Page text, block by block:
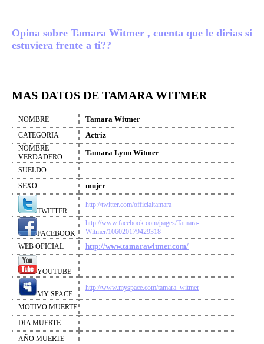
Opina sobre Tamara Witmer , cuenta que le dirias si
estuviera frente a ti??
MAS DATOS DE TAMARA WITMER
NOMBRE Tamara Witmer
CATEGORIA Actriz
NOMBRE
VERDADERO
Tamara Lynn Witmer
SUELDO
SEXO
mujer
TWITTER
http://twitter.com/officialtamara
FACEBOOK
http://www.facebook.com/pages/Tamara-
Witmer/106020179429318
WEB OFICIAL
http://www.tamarawitmer.com/
YOUTUBE
MY SPACE
http://www.myspace.com/tamara_witmer
MOTIVO MUERTE
DIA MUERTE
AÑO MUERTE